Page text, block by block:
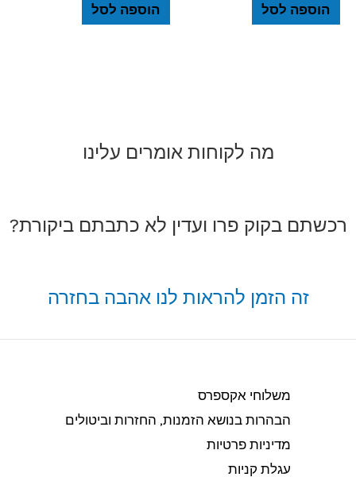
הוספה לסל הוספה לסל
מה לקוחות אומרים עלינו
רכשתם בקוק פרו ועדין לא כתבתם ביקורת?
זה הזמן להראות לנו אהבה בחזרה
משלוחי אקספרס
הבהרות בנושא הזמנות, החזרות וביטולים​
מדיניות פרטיות
עגלת קניות